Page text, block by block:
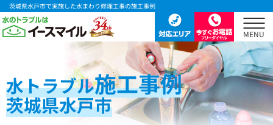
茨城県水戸市で実施した水まわり修理工事の施工事例
水トラブル施工事例
茨城県水戸市